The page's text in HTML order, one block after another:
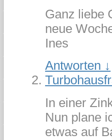
Ganz liebe
neue
Ines
Antworten ↓
In einer
Nun plane
etwas auf